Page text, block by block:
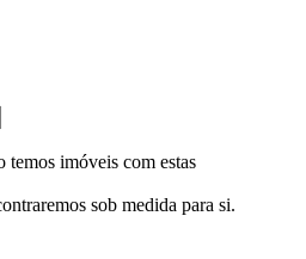
temos imóveis com estas
sob medida para si.